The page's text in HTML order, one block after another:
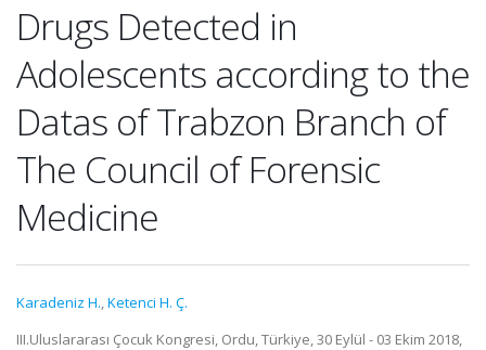
Drugs Detected in
Adolescents according to the
Datas of Trabzon Branch of
The Council of Forensic
Medicine
Karadeniz H.,Ketenci H. Ç.
III.Uluslararası Çocuk Kongresi, Ordu, Türkiye, 30 Eylül - 03 Ekim 2018,